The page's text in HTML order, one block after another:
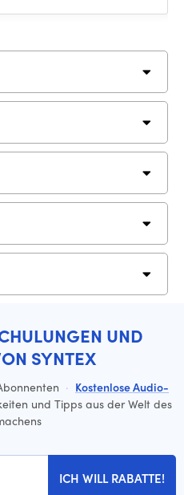
UND
SYNTEX
· Kostenlose Audio-
und Tipps aus der Welt des
ICH WILL RABATTE!